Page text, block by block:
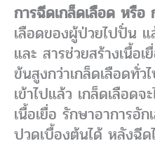
การฉีดเกล็ดเลือด หรือ
เลือดของผู้ป่วยไปปั่น แ
และ สารช่วยสร้างเนื้อ
ข้นสูงกว่าเกล็ดเลือดทั่
เข้าไปแล้ว เกล็ดเลือด
เนื้อเยื่อ รักษาอาการอั
ปวดเบื้องต้นได้ หลังฉีด